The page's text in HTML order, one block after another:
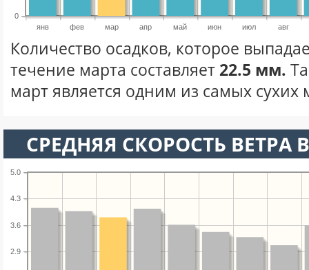
янв фев мар апр май июн июл авг
0
Количество осадков, которое
течение марта составляет 22.5 мм.
март является одним из самых сухих
СРЕДНЯЯ СКОРОСТЬ ВЕТРА
2.9
3.6
4.3
5.0